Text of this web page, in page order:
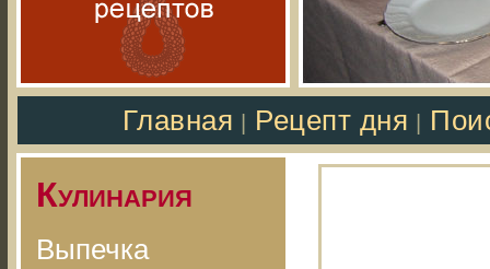
Главная Рецепт дня
Кулинария
Выпечка